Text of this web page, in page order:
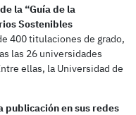
la “Guía de la
Sostenibles
400 titulaciones de grado,
las 26 universidades
ellas, la Universidad de
en sus redes